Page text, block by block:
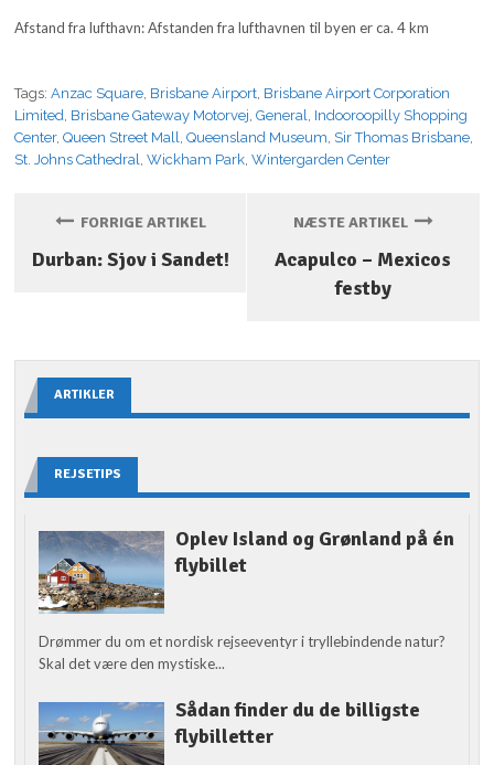
Afstand fra lufthavn: Afstanden fra lufthavnen til byen er ca. 4 km
Tags:Anzac Square, Brisbane Airport, Brisbane Airport Corporation
Limited, Brisbane Gateway Motorvej,General, Indooroopilly Shopping
Center,Queen Street Mall,Queensland Museum, Sir Thomas Brisbane,
St. Johns Cathedral,Wickham Park,Wintergarden Center
FORRIGE ARTIKEL
Durban: Sjov i Sandet!
NÆSTE ARTIKEL
Acapulco – Mexicos
festby
ARTIKLER
REJSETIPS
Oplev Island og Grønland på én
flybillet
Drømmer du om et nordisk rejseeventyr i tryllebindende natur?
Skal det være den mystiske...
Sådan finder du de billigste
flybilletter